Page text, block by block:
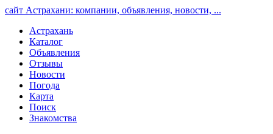
сайт Астрахани: компании, объявления, новости, ...
Астрахань
Каталог
Объявления
Отзывы
Новости
Погода
Карта
Поиск
Знакомства